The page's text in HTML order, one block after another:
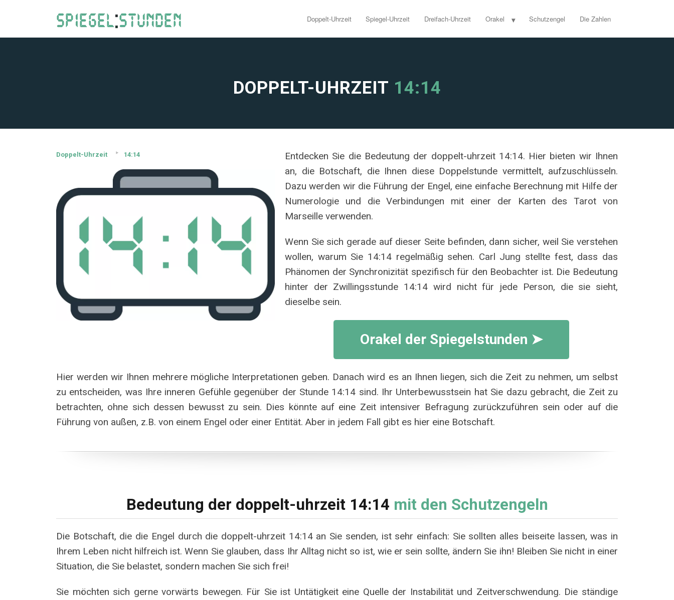
Doppelt-Uhrzeit Spiegel-Uhrzeit Dreifach-Uhrzeit Orakel Schutzengel Die Zahlen
DOPPELT-UHRZEIT 14:14
Doppelt-Uhrzeit 14:14
Entdecken Sie die Bedeutung der doppelt-uhrzeit 14:14. Hier bieten wir Ihnen
an, die Botschaft, die Ihnen diese Doppelstunde vermittelt, aufzuschlüsseln.
Dazu werden wir die Führung der Engel, eine einfache Berechnung mit Hilfe der
Numerologie und die Verbindungen mit einer der Karten des Tarot von
Marseille verwenden.
Wenn Sie sich gerade auf dieser Seite befinden, dann sicher, weil Sie verstehen
wollen, warum Sie 14:14 regelmäßig sehen. Carl Jung stellte fest, dass das
Phänomen der Synchronizität spezifisch für den Beobachter ist. Die Bedeutung
hinter der Zwillingsstunde 14:14 wird nicht für jede Person, die sie sieht,
dieselbe sein.
Orakel der Spiegelstunden ➤
Hier werden wir Ihnen mehrere mögliche Interpretationen geben. Danach wird es an Ihnen liegen, sich die Zeit zu nehmen, um selbst
zu entscheiden, was Ihre inneren Gefühle gegenüber der Stunde 14:14 sind. Ihr Unterbewusstsein hat Sie dazu gebracht, die Zeit zu
betrachten, ohne sich dessen bewusst zu sein. Dies könnte auf eine Zeit intensiver Befragung zurückzuführen sein oder auf die
Führung von außen, z.B. von einem Engel oder einer Entität. Aber in jedem Fall gibt es hier eine Botschaft.
Bedeutung der doppelt-uhrzeit 14:14 mit den Schutzengeln
Die Botschaft, die die Engel durch die doppelt-uhrzeit 14:14 an Sie senden, ist sehr einfach: Sie sollten alles beiseite lassen, was in
Ihrem Leben nicht hilfreich ist. Wenn Sie glauben, dass Ihr Alltag nicht so ist, wie er sein sollte, ändern Sie ihn! Bleiben Sie nicht in einer
Situation, die Sie belastet, sondern machen Sie sich frei!
Sie möchten sich gerne vorwärts bewegen. Für Sie ist Untätigkeit eine Quelle der Instabilität und Zeitverschwendung. Die ständige